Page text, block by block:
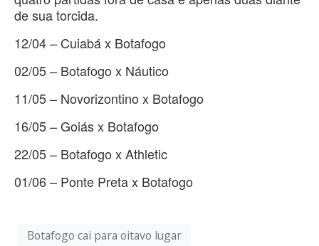
de sua torcida.
12/04 – Cuiabá x Botafogo
02/05 – Botafogo x Náutico
11/05 – Novorizontino x Botafogo
16/05 – Goiás x Botafogo
22/05 – Botafogo x Athletic
01/06 – Ponte Preta x Botafogo
Botafogo cai para oitavo lugar